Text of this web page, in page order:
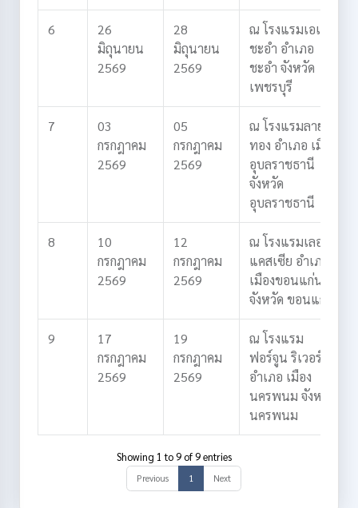
6
26
มิถุนายน
2569
28
มิถุนายน
2569
ณ โรงแรมเอเชีย
ชะอำ อำเภอ
ชะอำ จังหวัด
เพชรบุรี
7
03
กรกฎาคม
2569
05
กรกฎาคม
2569
ณ โรงแรมลาย
ทอง อำเภอ เมือง
อุบลราชธานี
จังหวัด
อุบลราชธานี
8
10
กรกฎาคม
2569
12
กรกฎาคม
2569
ณ โรงแรมเลอ
แคสเซีย อำเภอ
เมืองขอนแก่น
จังหวัด ขอนแก่น
9
17
กรกฎาคม
2569
19
กรกฎาคม
2569
ณ โรงแรม
ฟอร์จูน ริเวอร์วิว
อำเภอ เมือง
นครพนม จังหวัด
นครพนม
Showing 1 to 9 of 9 entries
Previous 1 Next